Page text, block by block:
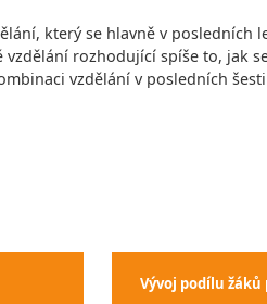
který se hlavně v posledních
rozhodující spíše to, jak
vzdělání v posledních
Vývoj podílu